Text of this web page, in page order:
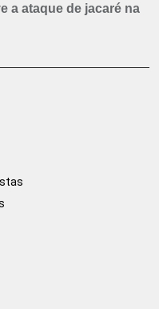
a ataque de jacaré na